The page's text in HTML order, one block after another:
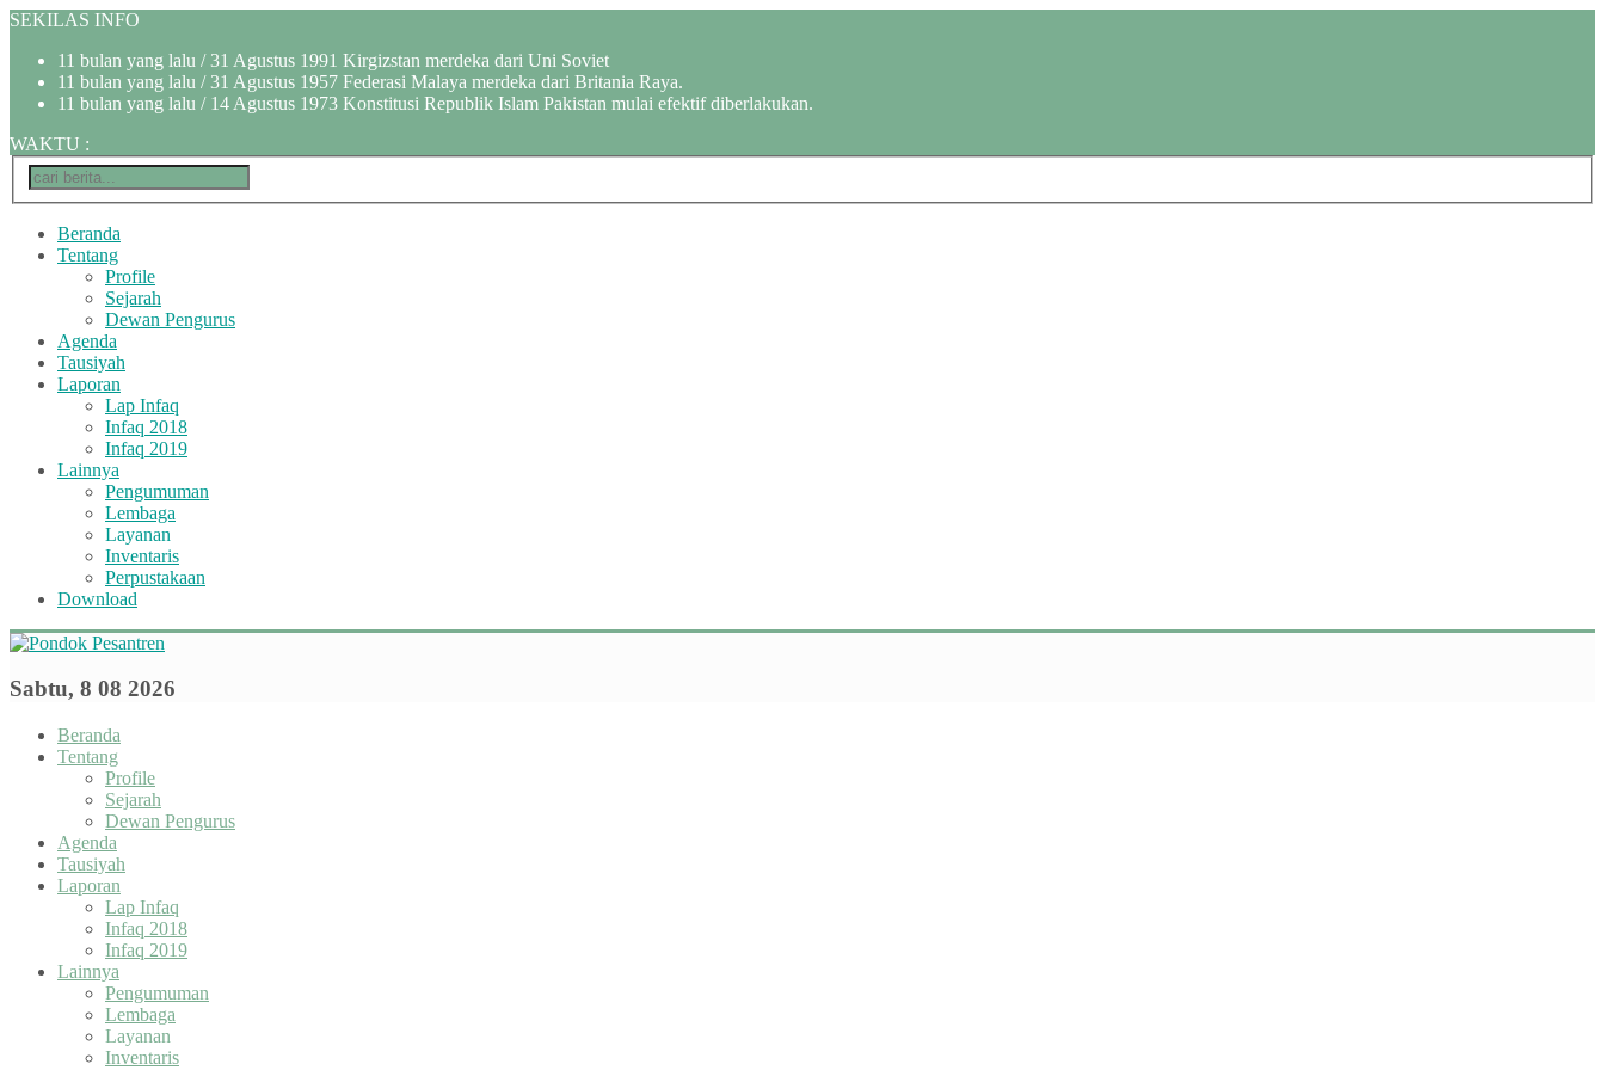
SEKILAS INFO
11 bulan yang lalu / 31 Agustus 1991 Kirgizstan merdeka dari Uni Soviet
11 bulan yang lalu / 31 Agustus 1957 Federasi Malaya merdeka dari Britania Raya.
11 bulan yang lalu / 14 Agustus 1973 Konstitusi Republik Islam Pakistan mulai efektif diberlakukan.
WAKTU :
Beranda
Tentang
Profile
Sejarah
Dewan Pengurus
Agenda
Tausiyah
Laporan
Lap Infaq
Infaq 2018
Infaq 2019
Lainnya
Pengumuman
Lembaga
Layanan
Inventaris
Perpustakaan
Download
Sabtu, 8 08 2026
Beranda
Tentang
Profile
Sejarah
Dewan Pengurus
Agenda
Tausiyah
Laporan
Lap Infaq
Infaq 2018
Infaq 2019
Lainnya
Pengumuman
Lembaga
Layanan
Inventaris